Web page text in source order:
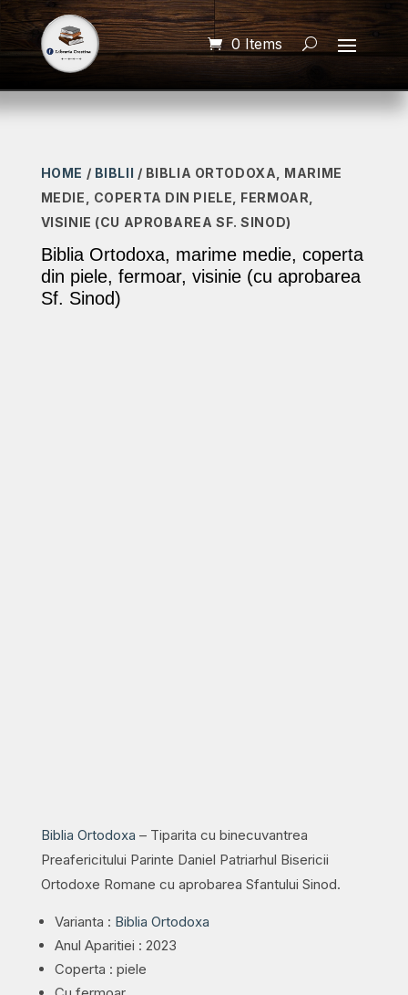
0 Items
HOME / BIBLII / BIBLIA ORTODOXA, MARIME
MEDIE, COPERTA DIN PIELE, FERMOAR,
VISINIE (CU APROBAREA SF. SINOD)
Biblia Ortodoxa, marime medie, coperta
din piele, fermoar, visinie (cu aprobarea
Sf. Sinod)
Biblia Ortodoxa – Tiparita cu binecuvantrea
Preafericitului Parinte Daniel Patriarhul Bisericii
Ortodoxe Romane cu aprobarea Sfantului Sinod.
Varianta : Biblia Ortodoxa
Anul Aparitiei : 2023
Coperta : piele